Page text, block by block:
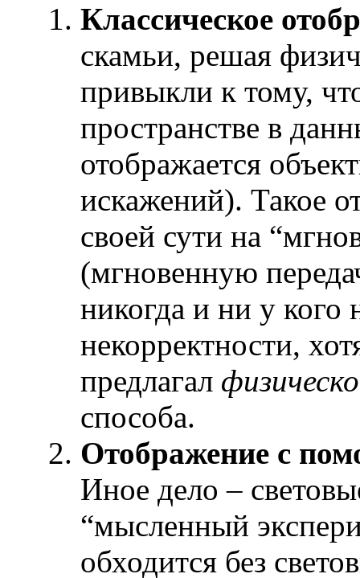
Классическое
скамьи, решая
привыкли к тому,
пространстве в
отображается
искажений). Такое
своей сути на
(мгновенную
никогда и ни у кого
некорректности,
предлагал
способа.
Отображение с
Иное дело –
“мысленный
обходится без